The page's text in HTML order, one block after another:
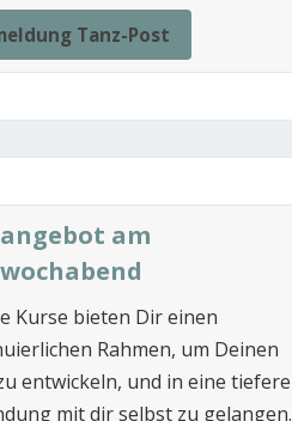
Tanz-Post
am
Kurse bieten Dir einen
Rahmen, um Deinen
entwickeln, und in eine tiefere
mit dir selbst zu gelangen.